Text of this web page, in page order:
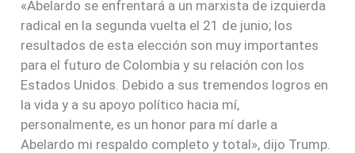
«Abelardo se enfrentará a un marxista de izquierda
radical en la segunda vuelta el 21 de junio; los
resultados de esta elección son muy importantes
para el futuro de Colombia y su relación con los
Estados Unidos. Debido a sus tremendos logros en
la vida y a su apoyo político hacia mí,
personalmente, es un honor para mí darle a
Abelardo mi respaldo completo y total», dijo Trump.